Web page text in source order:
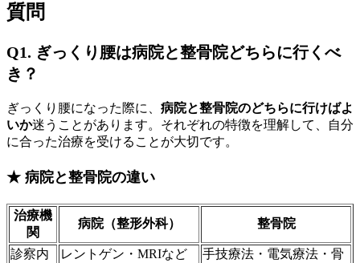
質問
Q1. ぎっくり腰は病院と整骨院どちらに行くべ
き？
ぎっくり腰になった際に、 病院と整骨院のどちらに行けばよ
いか迷うことがあります。それぞれの特徴を理解して、自分
に合った治療を受けることが大切です。
★ 病院と整骨院の違い
治療機
関
病院（整形外科） 整骨院
診察内
レントゲン・MRIなど
手技療法・電気療法・骨